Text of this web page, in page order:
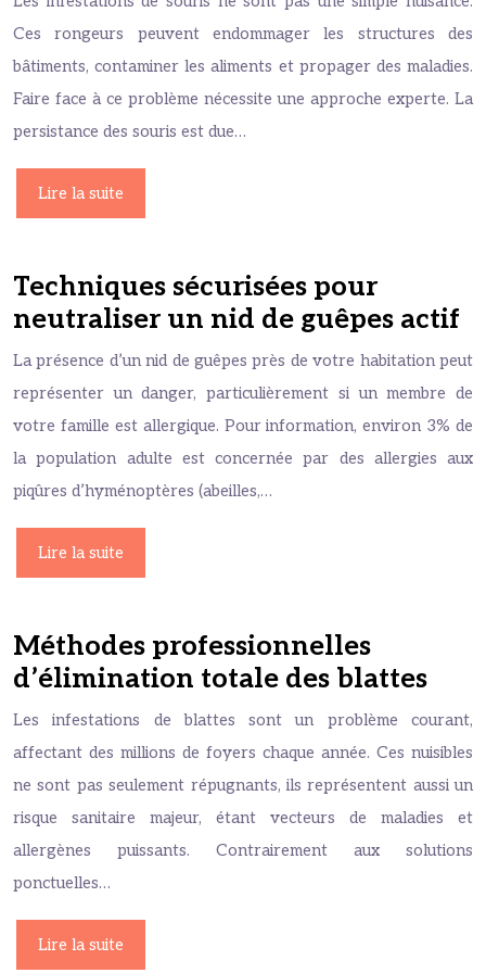
Ces rongeurs peuvent endommager les structures des
bâtiments, contaminer les aliments et propager des maladies.
Faire face à ce problème nécessite une approche experte. La
persistance des souris est due…
Lire la suite
Techniques sécurisées pour
neutraliser un nid de guêpes actif
La présence d’un nid de guêpes près de votre habitation peut
représenter un danger, particulièrement si un membre de
votre famille est allergique. Pour information, environ 3% de
la population adulte est concernée par des allergies aux
piqûres d’hyménoptères (abeilles,…
Lire la suite
Méthodes professionnelles
d’élimination totale des blattes
Les infestations de blattes sont un problème courant,
affectant des millions de foyers chaque année. Ces nuisibles
ne sont pas seulement répugnants, ils représentent aussi un
risque sanitaire majeur, étant vecteurs de maladies et
allergènes puissants. Contrairement aux solutions
ponctuelles…
Lire la suite